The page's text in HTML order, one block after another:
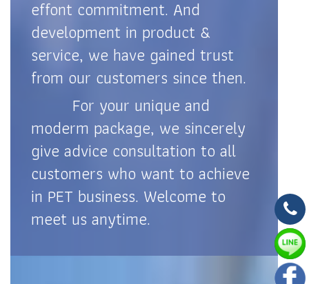
effont commitment. And
development in product &
service, we have gained trust
from our customers since then.
For your unique and
moderm package, we sincerely
give advice consultation to all
customers who want to achieve
in PET business. Welcome to
meet us anytime.